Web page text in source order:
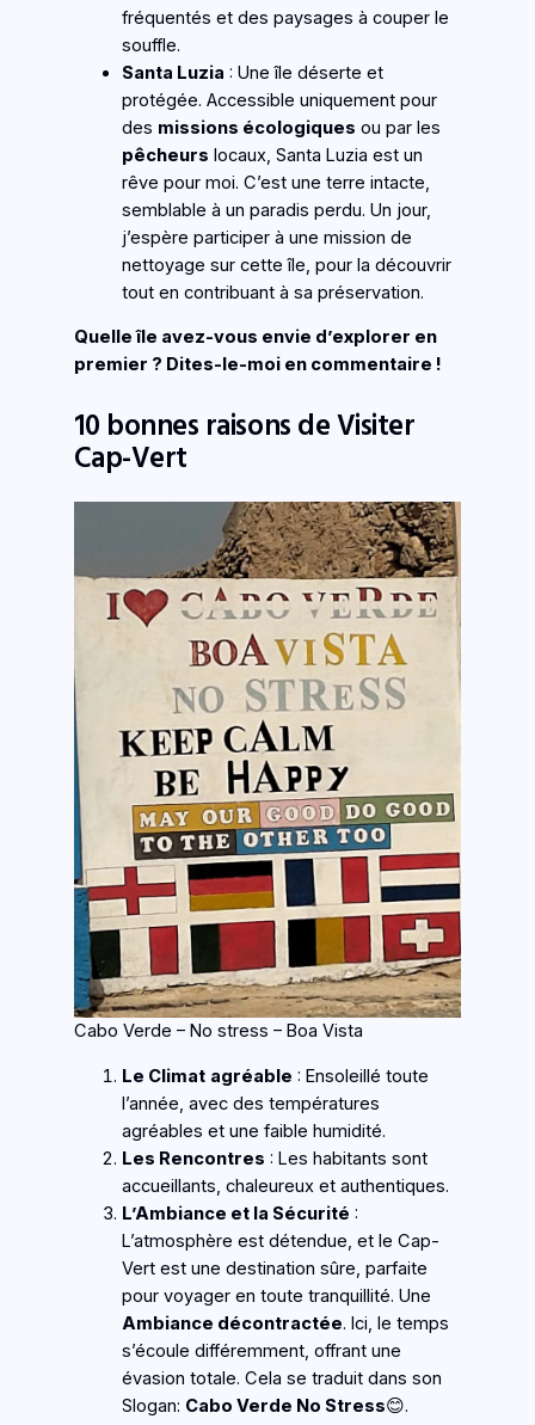
fréquentés et des paysages à couper le
souffle.
Santa Luzia : Une île déserte et
protégée. Accessible uniquement pour
des missions écologiques ou par les
pêcheurs locaux, Santa Luzia est un
rêve pour moi. C’est une terre intacte,
semblable à un paradis perdu. Un jour,
j’espère participer à une mission de
nettoyage sur cette île, pour la découvrir
tout en contribuant à sa préservation.
Quelle île avez-vous envie d’explorer en
premier ? Dites-le-moi en commentaire !
10 bonnes raisons de Visiter
Cap-Vert
Cabo Verde – No stress – Boa Vista
Le Climat agréable : Ensoleillé toute
l’année, avec des températures
agréables et une faible humidité.
Les Rencontres : Les habitants sont
accueillants, chaleureux et authentiques.
L’Ambiance et la Sécurité :
L’atmosphère est détendue, et le Cap-
Vert est une destination sûre, parfaite
pour voyager en toute tranquillité. Une
Ambiance décontractée. Ici, le temps
s’écoule différemment, offrant une
évasion totale. Cela se traduit dans son
Slogan: Cabo Verde No Stress😊.